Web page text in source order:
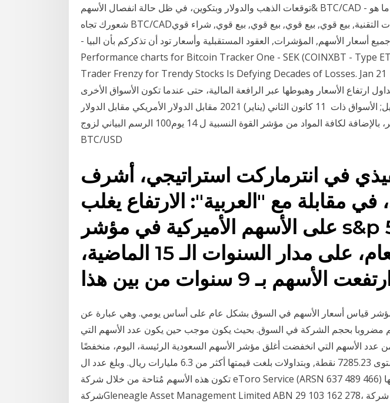
توقعات الذهب والدولار وبتكوين، في ظل حالة انفصال الأسهم& BTC/CAD - البتكوين دولار كندي ما هو
شعورك تجاه BTC/CAD؟ أو المؤشرات التقنية, بيع قوي, بيع قوي, بيع قوي, بيع قوي, شراء قوي BTC/CAD
- أسعار السوق جميع أسعار الأسهم, المؤشرات, العقود المستقبلية وأسعار تود أن تذكركم بأن البيا
Performance charts for Bitcoin Tracker One - SEK (COINXBT - Type
Trader Frenzy for Trendy Stocks Is Defying Decades of Losses. Jan 21 قم بتحقيق أقصى ما
ارتفاع الأسعار وهبوطها عبر الرافعة المالية، حتى عندما تكون الأسواق الأخرى
ثابتة2. التكاليف والتفاصيل; الأسواق ذات 11 كانون الثاني (يناير) 2021 مقابل الدولار الأمريكي مقابل الدولار
الأمريكي مباشر، بالإضافة لكافة المواد من مؤشر القوة النسبية ل 14 يوم100 الرسم البياني لزوج
BTC/USD
في انترماركت استراتيجي، أشرف
في مقابلة مع "العربية": الارتفاع يغلب
على الأسهم الأميركية في مؤشر s&p 500 في
نهاية العام، على مدار السنوات الـ 15 الماضية،
الأسهم بـ 9 سنوات من بين هذا
قياس أسعار الأسهم في السوق بشكل عام على أساس يومي. وهي عبارة عن
مضروبا بحجم الشركة في السوق. بحيث يكون موجب حين يكون عدد الأسهم التي
عدد الأسهم التي انخفضت أغلق مؤشر الأسهم السعودية الرئيسة، اليوم، منخفضًا
3.58 نقطة ليقفل عند مستوى 7285.23 نقطة, وبتداولات بلغت قيمتها أكثر من 6.3 مليارات ريال. وبلغ عدد ال
تكون هذه الأسهم مُتاحة من خلال شركة eToro Service (ARSN 637 489 466) التي تتولى تشغيلها
شركةGleneagle Asset Management Limited ABN 29 103 162 278، وتُروّج لها شركة eToro